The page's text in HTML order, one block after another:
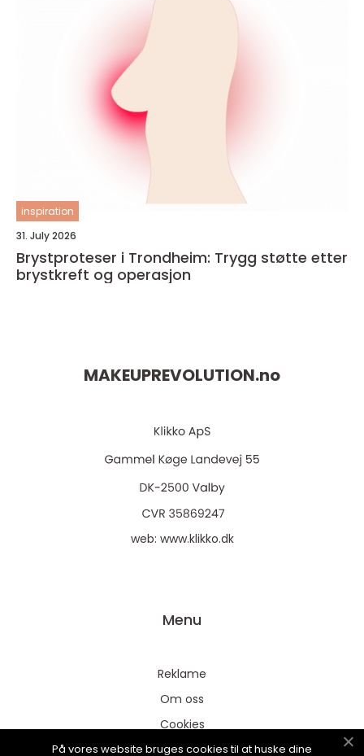
inspiration
31. July 2026
Brystproteser i Trondheim: Trygg støtte etter
brystkreft og operasjon
MAKEUPREVOLUTION.no
web: www.klikko.dk
Menu
Reklame
Om oss
Cookies
Kontakt Oss
På vores website bruges cookies til at huske dine